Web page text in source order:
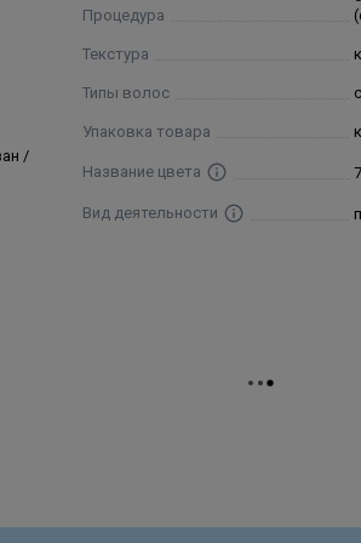
/
Процедура
Текстура
Типы волос
Упаковка товара
Название цвета
Вид деятельности